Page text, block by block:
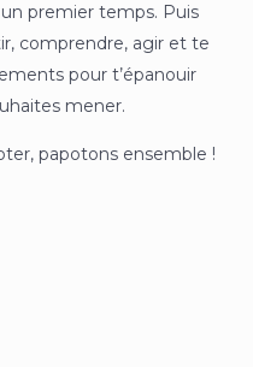
premier temps. Puis
comprendre, agir et te
pour t’épanouir
mener.
papotons ensemble !